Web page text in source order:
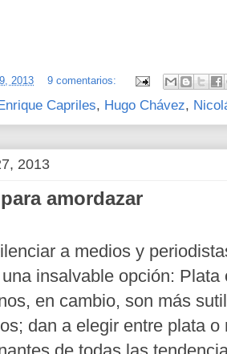
2013 9 comentarios:
Capriles, Hugo Chávez,
2013
amordazar
a medios y
insalvable opción: Plata
en cambio, son más
dan a elegir entre plata o